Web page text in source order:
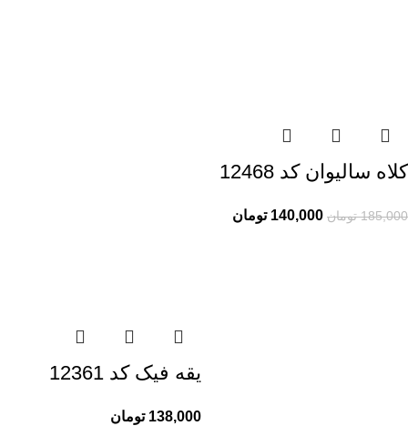
کلاه سالیوان کد 12468
185,000 تومان 140,000 تومان
یقه فیک کد 12361
138,000 تومان